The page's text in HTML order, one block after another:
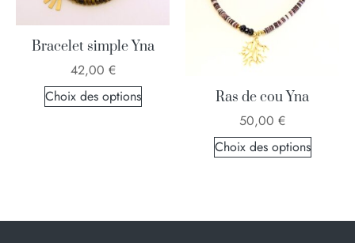
Bracelet simple Yna
42,00 €
Choix des options
Ras de cou Yna
50,00 €
Choix des options